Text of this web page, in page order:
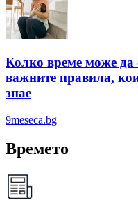
Колко време може да
важните правила,
знае
9meseca.bg
Времето